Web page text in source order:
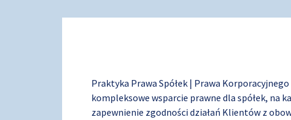
Praktyka Prawa Spółek | Prawa
kompleksowe wsparcie prawne dla spółek, na
zapewnienie zgodności działań Klientów z